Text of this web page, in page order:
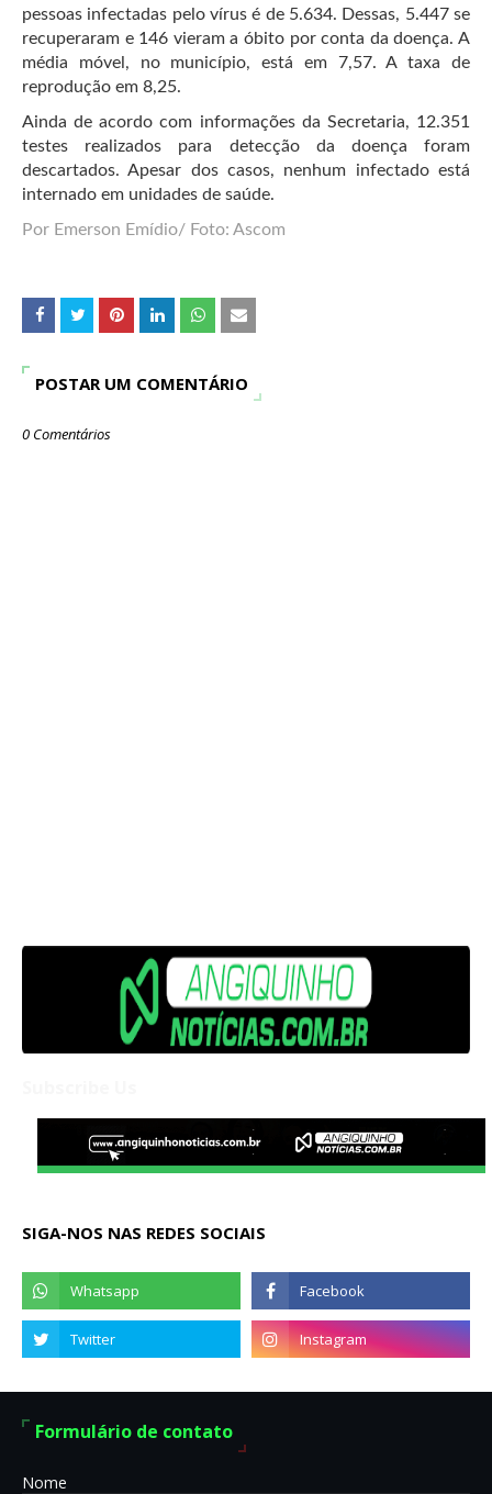
pessoas infectadas pelo vírus é de 5.634. Dessas, 5.447 se
recuperaram e 146 vieram a óbito por conta da doença. A
média móvel, no município, está em 7,57. A taxa de
reprodução em 8,25.
Ainda de acordo com informações da Secretaria, 12.351
testes realizados para detecção da doença foram
descartados. Apesar dos casos, nenhum infectado está
internado em unidades de saúde.
Por Emerson Emídio/ Foto: Ascom
POSTAR UM COMENTÁRIO
0 Comentários
SIGA-NOS NAS REDES SOCIAIS
Formulário de contato
Nome